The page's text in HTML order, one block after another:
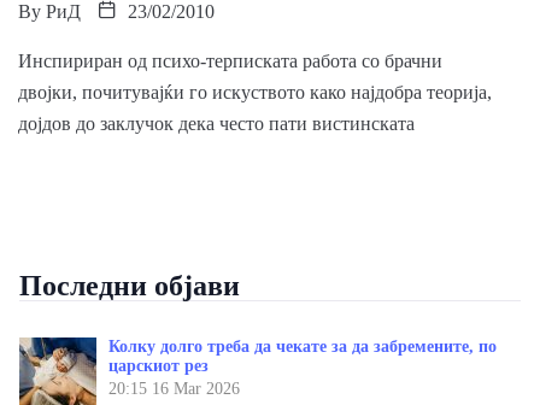
By РиД 23/02/2010
Инспириран од психо-терписката работа со брачни
двојки, почитувајќи го искуството како најдобра теорија,
дојдов до заклучок дека често пати вистинската
Последни објави
Колку долго треба да чекате за да забремените, по
царскиот рез
20:15 16 Mar 2026